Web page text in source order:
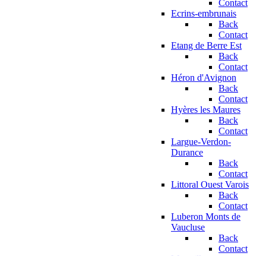
Contact
Ecrins-embrunais
Back
Contact
Etang de Berre Est
Back
Contact
Héron d'Avignon
Back
Contact
Hyères les Maures
Back
Contact
Largue-Verdon-
Durance
Back
Contact
Littoral Ouest Varois
Back
Contact
Luberon Monts de
Vaucluse
Back
Contact